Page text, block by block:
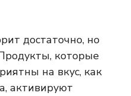
достаточно, но
которые
на вкус, как
активируют